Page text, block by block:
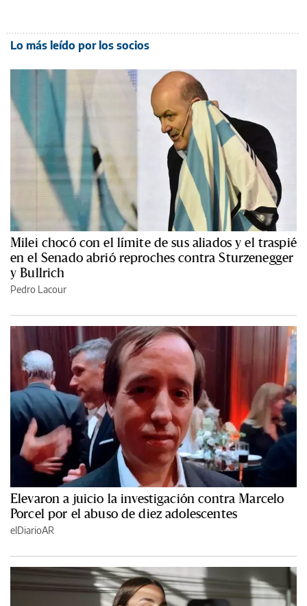
Lo más leído por los socios
Milei chocó con el límite de sus aliados y el traspié
en el Senado abrió reproches contra Sturzenegger
y Bullrich
Pedro Lacour
Elevaron a juicio la investigación contra Marcelo
Porcel por el abuso de diez adolescentes
elDiarioAR